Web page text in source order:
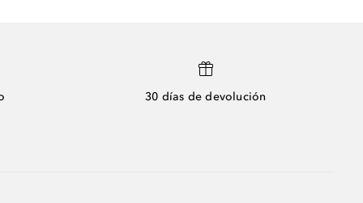
30 días de devolución